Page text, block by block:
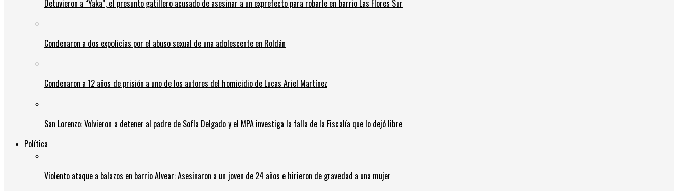
Detuvieron a “Yaka”, el presunto gatillero acusado de asesinar a un exprefecto para robarle en barrio Las Flores Sur
Condenaron a dos expolicías por el abuso sexual de una adolescente en Roldán
Condenaron a 12 años de prisión a uno de los autores del homicidio de Lucas Ariel Martínez
San Lorenzo: Volvieron a detener al padre de Sofía Delgado y el MPA investiga la falla de la Fiscalía que lo dejó libre
Política
Violento ataque a balazos en barrio Alvear: Asesinaron a un joven de 24 años e hirieron de gravedad a una mujer